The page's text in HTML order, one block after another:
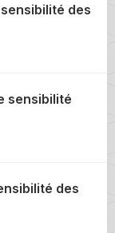
des
sensibilité
des